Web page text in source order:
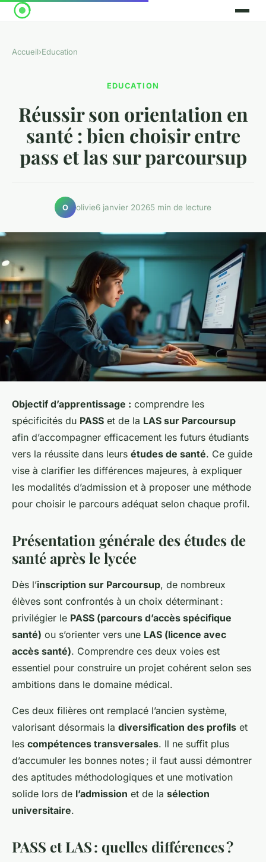
Accueil›Education
EDUCATION
Réussir son orientation en
santé : bien choisir entre
pass et las sur parcoursup
O olivie6 janvier 20265 min de lecture
Objectif d’apprentissage : comprendre les
spécificités du PASS et de la LAS sur Parcoursup
afin d’accompagner efficacement les futurs étudiants
vers la réussite dans leurs études de santé. Ce guide
vise à clarifier les différences majeures, à expliquer
les modalités d’admission et à proposer une méthode
pour choisir le parcours adéquat selon chaque profil.
Présentation générale des études de
santé après le lycée
Dès l’inscription sur Parcoursup, de nombreux
élèves sont confrontés à un choix déterminant :
privilégier le PASS (parcours d’accès spécifique
santé) ou s’orienter vers une LAS (licence avec
accès santé). Comprendre ces deux voies est
essentiel pour construire un projet cohérent selon ses
ambitions dans le domaine médical.
Ces deux filières ont remplacé l’ancien système,
valorisant désormais la diversification des profils et
les compétences transversales. Il ne suffit plus
d’accumuler les bonnes notes ; il faut aussi démontrer
des aptitudes méthodologiques et une motivation
solide lors de l’admission et de la sélection
universitaire.
PASS et LAS : quelles différences ?